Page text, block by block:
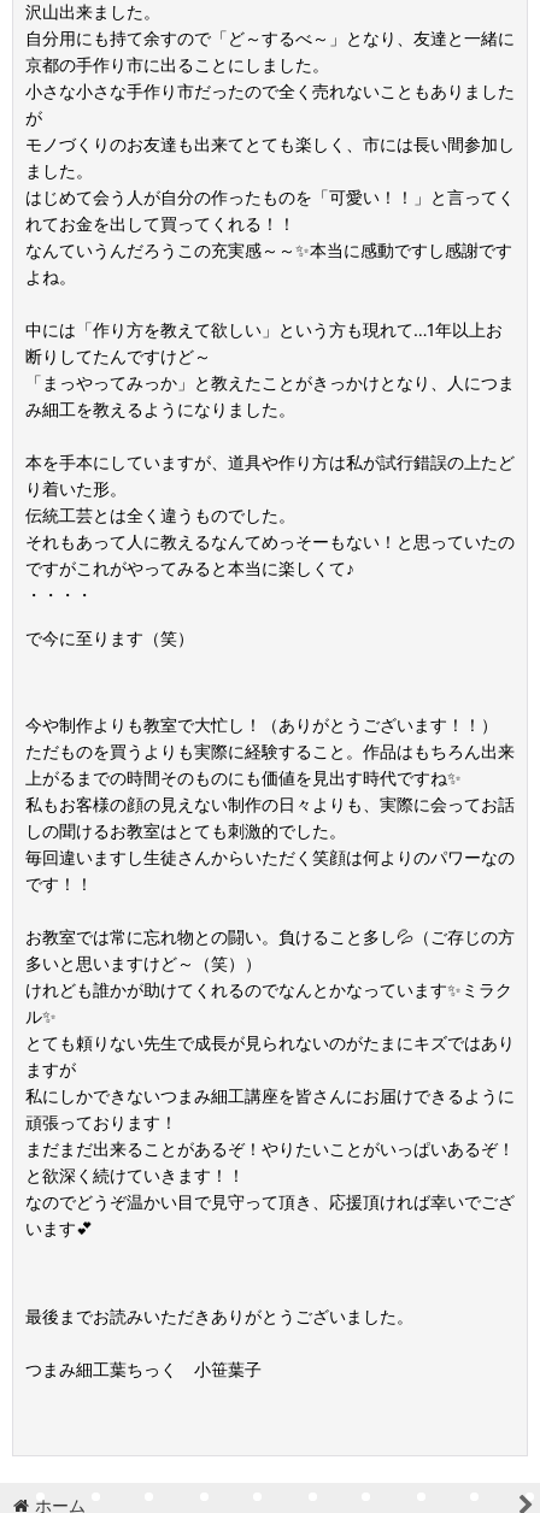
沢山出来ました。
自分用にも持て余すので「ど～するべ～」となり、友達と一緒に
京都の手作り市に出ることにしました。
小さな小さな手作り市だったので全く売れないこともありました
が
モノづくりのお友達も出来てとても楽しく、市には長い間参加し
ました。
はじめて会う人が自分の作ったものを「可愛い！！」と言ってく
れてお金を出して買ってくれる！！
なんていうんだろうこの充実感～～✨本当に感動ですし感謝です
よね。
中には「作り方を教えて欲しい」という方も現れて…1年以上お
断りしてたんですけど～
「まっやってみっか」と教えたことがきっかけとなり、人につま
み細工を教えるようになりました。
本を手本にしていますが、道具や作り方は私が試行錯誤の上たど
り着いた形。
伝統工芸とは全く違うものでした。
それもあって人に教えるなんてめっそーもない！と思っていたの
ですがこれがやってみると本当に楽しくて♪
・・・・
で今に至ります（笑）
今や制作よりも教室で大忙し！（ありがとうございます！！）
ただものを買うよりも実際に経験すること。作品はもちろん出来
上がるまでの時間そのものにも価値を見出す時代ですね✨
私もお客様の顔の見えない制作の日々よりも、実際に会ってお話
しの聞けるお教室はとても刺激的でした。
毎回違いますし生徒さんからいただく笑顔は何よりのパワーなの
です！！
お教室では常に忘れ物との闘い。負けること多し💦（ご存じの方
多いと思いますけど～（笑））
けれども誰かが助けてくれるのでなんとかなっています✨ミラク
ル✨
とても頼りない先生で成長が見られないのがたまにキズではあり
ますが
私にしかできないつまみ細工講座を皆さんにお届けできるように
頑張っております！
まだまだ出来ることがあるぞ！やりたいことがいっぱいあるぞ！
と欲深く続けていきます！！
なのでどうぞ温かい目で見守って頂き、応援頂ければ幸いでござ
います💕
最後までお読みいただきありがとうございました。
つまみ細工葉ちっく 小笹葉子
ホーム